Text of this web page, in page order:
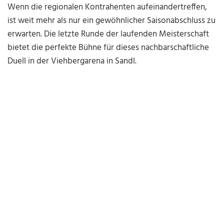
Wenn die regionalen Kontrahenten aufeinandertreffen,
ist weit mehr als nur ein gewöhnlicher Saisonabschluss zu
erwarten. Die letzte Runde der laufenden Meisterschaft
bietet die perfekte Bühne für dieses nachbarschaftliche
Duell in der Viehbergarena in Sandl.